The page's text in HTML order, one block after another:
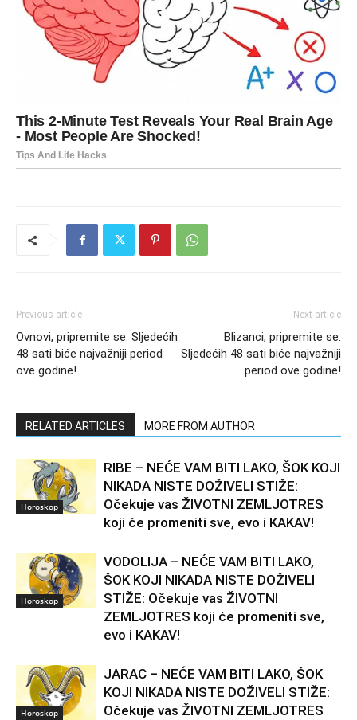
Previous article
Ovnovi, pripremite se: Sljedećih
48 sati biće najvažniji period
ove godine!
Next article
Blizanci, pripremite se:
Sljedećih 48 sati biće najvažniji
period ove godine!
RELATED ARTICLES MORE FROM AUTHOR
Horoskop
RIBE – NEĆE VAM BITI LAKO, ŠOK KOJI
NIKADA NISTE DOŽIVELI STIŽE:
Očekuje vas ŽIVOTNI ZEMLJOTRES
koji će promeniti sve, evo i KAKAV!
Horoskop
VODOLIJA – NEĆE VAM BITI LAKO,
ŠOK KOJI NIKADA NISTE DOŽIVELI
STIŽE: Očekuje vas ŽIVOTNI
ZEMLJOTRES koji će promeniti sve,
evo i KAKAV!
Horoskop
JARAC – NEĆE VAM BITI LAKO, ŠOK
KOJI NIKADA NISTE DOŽIVELI STIŽE:
Očekuje vas ŽIVOTNI ZEMLJOTRES